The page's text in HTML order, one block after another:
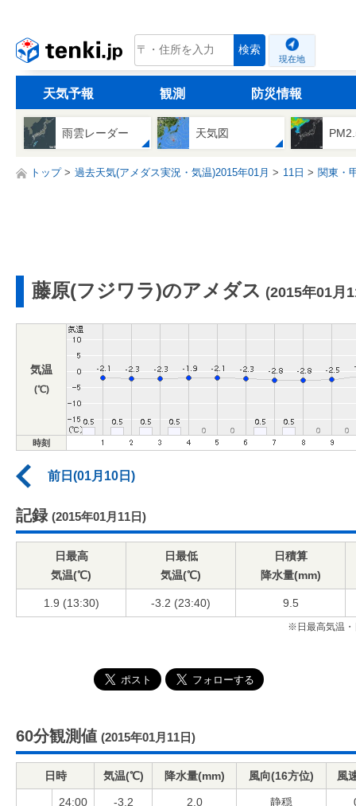
tenki.jp 検索
現在地
天気予報 観測 防災情報
雨雲レーダー 天気図
トップ 過去天気(アメダス実況・気温)2015年01月 11日 関東・
藤原(フジワラ)のアメダス (2015年01月
気温
(℃)
時刻
前日(01月10日)
記録 (2015年01月11日)
日最高
気温(℃)
日最低
気温(℃)
日積算
降水量(mm)
1.9 (13:30) -3.2 (23:40) 9.5
※日最高気温・
60分観測値 (2015年01月11日)
日時 気温(℃) 降水量(mm) 風向(16方位) 風
24:00 -3.2 2.0 静穏